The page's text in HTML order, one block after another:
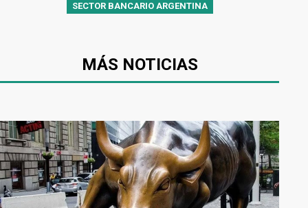
SECTOR BANCARIO ARGENTINA
MÁS NOTICIAS